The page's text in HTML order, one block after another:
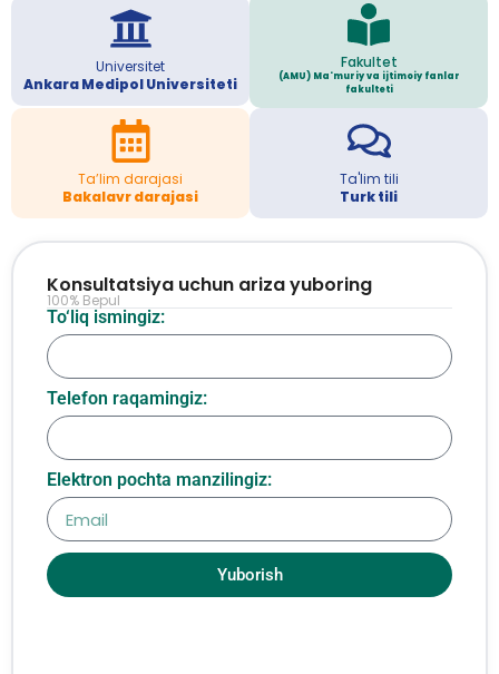
Universitet
Ankara Medipol Universiteti
Fakultet
(AMU) Ma'muriy va ijtimoiy fanlar
fakulteti
Ta’lim darajasi
Bakalavr darajasi
Ta'lim tili
Turk tili
To‘liq ismingiz:
Telefon raqamingiz:
Elektron pochta manzilingiz:
Yuborish
Konsultatsiya uchun ariza yuboring
100% Bepul